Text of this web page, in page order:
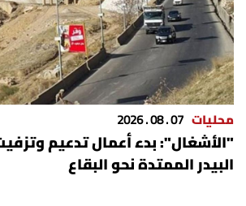
محليات 07 . 08 . 2026
"الأشغال": بدء أعمال تدعيم
البيدر الممتدة نحو البقاع